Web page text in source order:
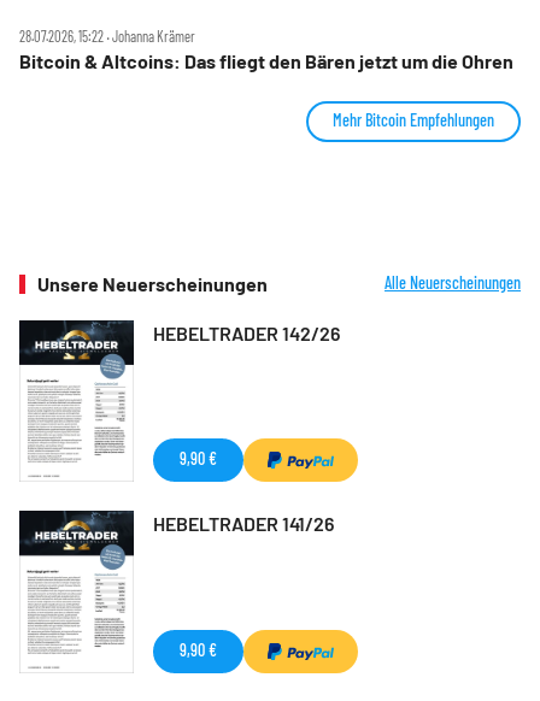
28.07.2026, 15:22 ‧ Johanna Krämer
Bitcoin & Altcoins: Das fliegt den Bären jetzt um die Ohren
Mehr Bitcoin Empfehlungen
Unsere Neuerscheinungen Alle Neuerscheinungen
HEBELTRADER 142/26
9,90 €
HEBELTRADER 141/26
9,90 €